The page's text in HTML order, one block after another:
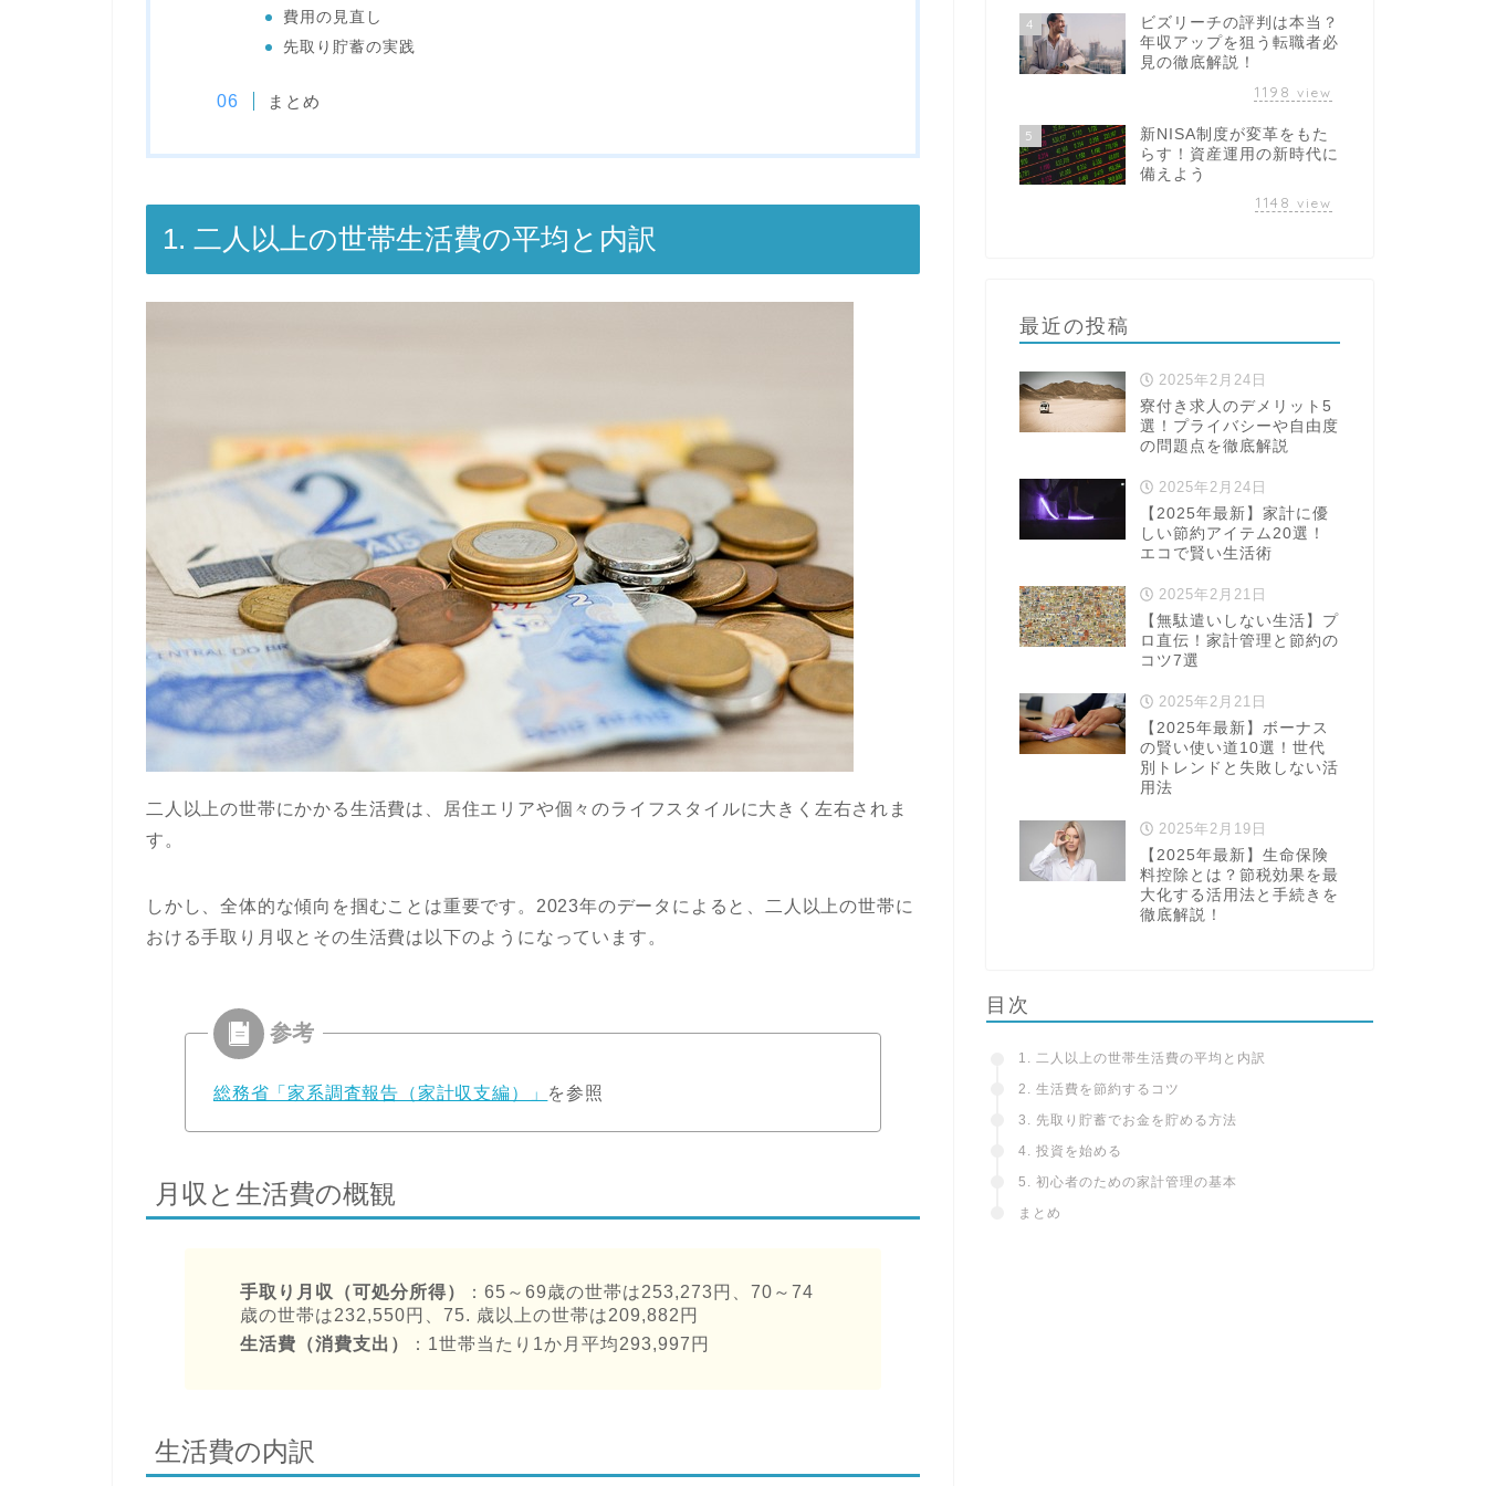
費用の見直し
先取り貯蓄の実践
まとめ
1. 二人以上の世帯生活費の平均と内訳
二人以上の世帯にかかる生活費は、居住エリアや個々のライフスタイルに大きく左右されま
す。
しかし、全体的な傾向を掴むことは重要です。2023年のデータによると、二人以上の世帯に
おける手取り月収とその生活費は以下のようになっています。
総務省「家系調査報告（家計収支編）」 を参照
月収と生活費の概観
手取り月収（可処分所得）
：65～69歳の世帯は253,273円、70～74
歳の世帯は232,550円、75. 歳以上の世帯は209,882円
生活費（消費支出）
：1世帯当たり1か月平均293,997円
生活費の内訳
4
ビズリーチの評判は本当？
年収アップを狙う転職者必
見の徹底解説！
1198 view
5
新NISA制度が変革をもた
らす！資産運用の新時代に
備えよう
1148 view
最近の投稿
2025年2月24日
寮付き求人のデメリット5
選！プライバシーや自由度
の問題点を徹底解説
2025年2月24日
【2025年最新】家計に優
しい節約アイテム20選！
エコで賢い生活術
2025年2月21日
【無駄遣いしない生活】プ
ロ直伝！家計管理と節約の
コツ7選
2025年2月21日
【2025年最新】ボーナス
の賢い使い道10選！世代
別トレンドと失敗しない活
用法
2025年2月19日
【2025年最新】生命保険
料控除とは？節税効果を最
大化する活用法と手続きを
徹底解説！
目次
1. 二人以上の世帯生活費の平均と内訳
2. 生活費を節約するコツ
3. 先取り貯蓄でお金を貯める方法
4. 投資を始める
5. 初心者のための家計管理の基本
まとめ